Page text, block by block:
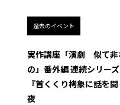
過去のイベント
実作講座「演劇 似て非
の」番外編 連続シリーズ
『首くくり栲象に話を
夜